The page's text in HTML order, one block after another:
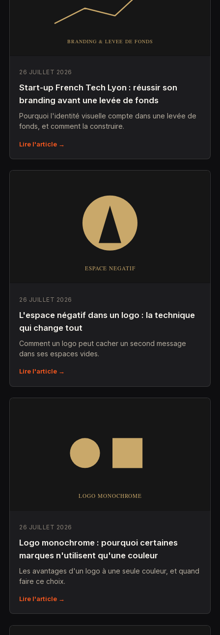
26 JUILLET 2026
Start-up French Tech Lyon : réussir son
branding avant une levée de fonds
Pourquoi l'identité visuelle compte dans une levée de
fonds, et comment la construire.
Lire l'article →
26 JUILLET 2026
L'espace négatif dans un logo : la technique
qui change tout
Comment un logo peut cacher un second message
dans ses espaces vides.
Lire l'article →
26 JUILLET 2026
Logo monochrome : pourquoi certaines
marques n'utilisent qu'une couleur
Les avantages d'un logo à une seule couleur, et quand
faire ce choix.
Lire l'article →